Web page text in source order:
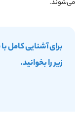
می‌شوند.
برای آشنایی کامل
زیر را بخوانید.